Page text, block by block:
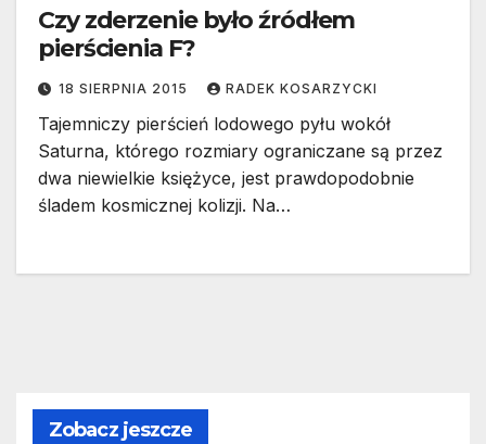
Czy zderzenie było źródłem
pierścienia F?
18 SIERPNIA 2015 RADEK KOSARZYCKI
Tajemniczy pierścień lodowego pyłu wokół
Saturna, którego rozmiary ograniczane są przez
dwa niewielkie księżyce, jest prawdopodobnie
śladem kosmicznej kolizji. Na…
Zobacz jeszcze